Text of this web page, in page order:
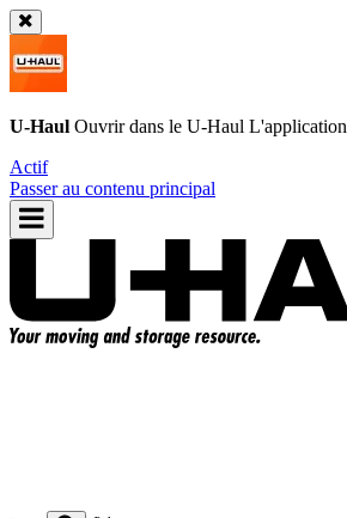
U-Haul Ouvrir dans le U-Haul L'application
Actif
Passer au contenu principal